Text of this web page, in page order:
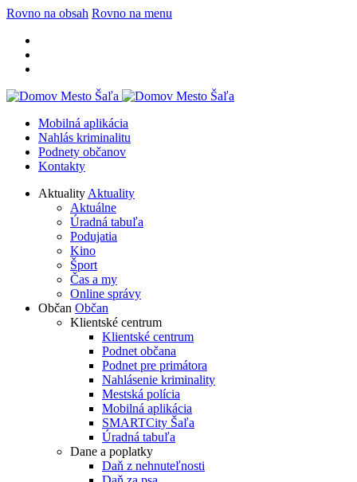
Rovno na obsah Rovno na menu
Mobilná aplikácia
Nahlás kriminalitu
Podnety občanov
Kontakty
Aktuality Aktuality
Aktuálne
Úradná tabuľa
Podujatia
Kino
Šport
Čas a my
Online správy
Občan Občan
Klientské centrum
Klientské centrum
Podnet občana
Podnet pre primátora
Nahlásenie kriminality
Mestská polícia
Mobilná aplikácia
SMARTCity Šaľa
Úradná tabuľa
Dane a poplatky
Daň z nehnuteľnosti